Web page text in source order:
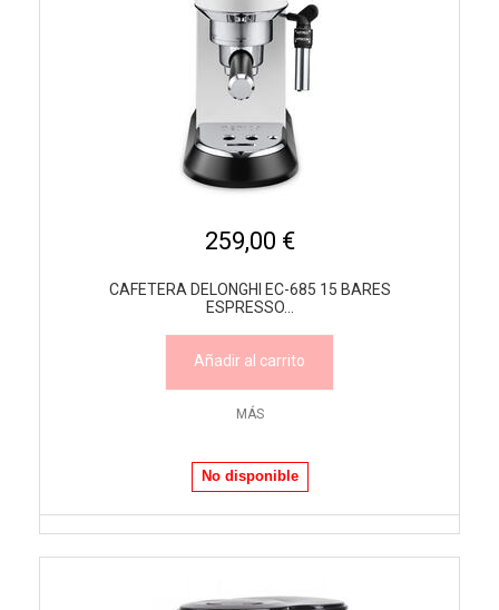
259,00 €
CAFETERA DELONGHI EC-685 15 BARES
ESPRESSO...
Añadir al carrito
MÁS
No disponible